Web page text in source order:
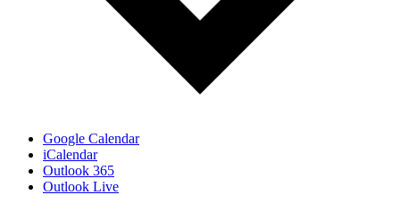
Google Calendar
iCalendar
Outlook 365
Outlook Live